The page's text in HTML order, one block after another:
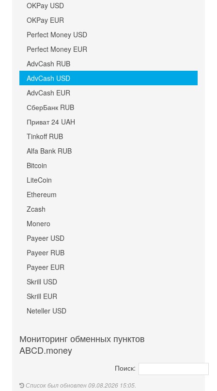
OKPay USD
OKPay EUR
Perfect Money USD
Perfect Money EUR
AdvCash RUB
AdvCash USD
AdvCash EUR
СберБанк RUB
Приват 24 UAH
Tinkoff RUB
Alfa Bank RUB
Bitcoin
LiteCoin
Ethereum
Zcash
Monero
Payeer USD
Payeer RUB
Payeer EUR
Skrill USD
Skrill EUR
Neteller USD
Мониторинг обменных пунктов
ABCD.money
Поиск:
Список был обновлен 09.08.2026 15:05.